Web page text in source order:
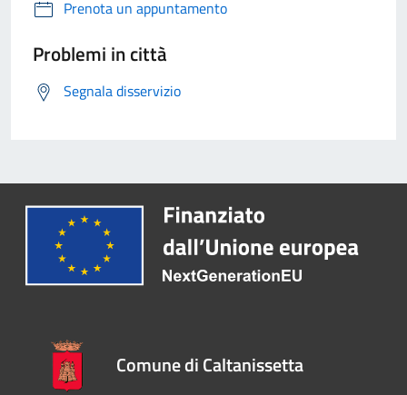
Prenota un appuntamento
Problemi in città
Segnala disservizio
Comune di Caltanissetta